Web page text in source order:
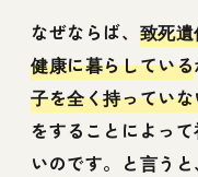
なぜならば、 致死
健康に暮らしている
子を全く持ってい
をすることによっ
いのです。と言う